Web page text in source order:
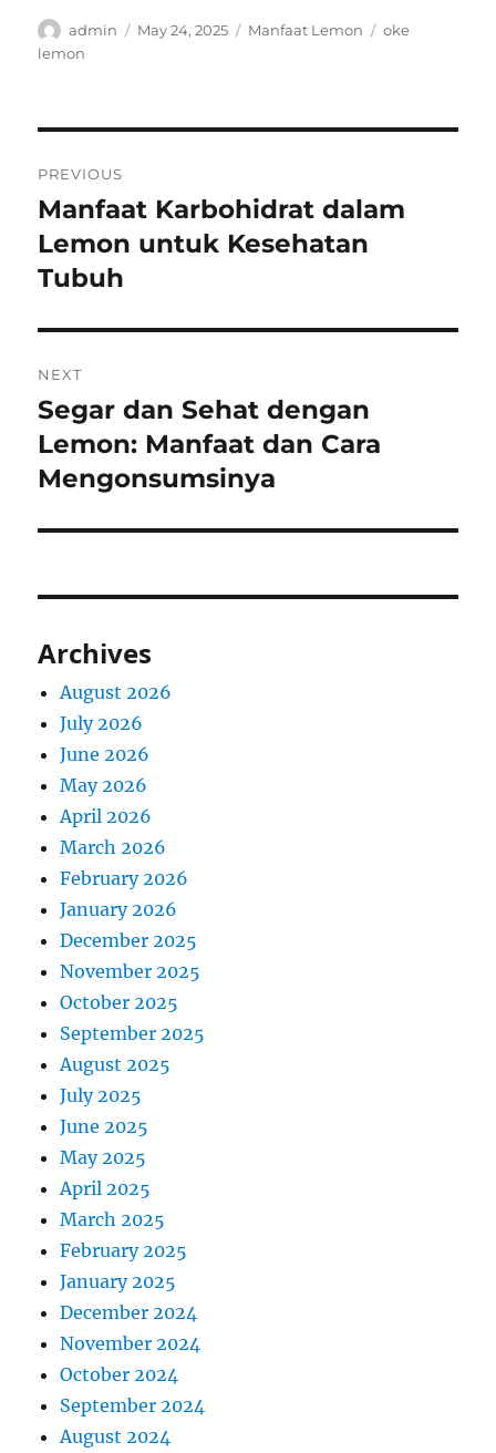
Author
admin
Posted
May 24, 2025 Categories
Manfaat Lemon Tags
oke
lemon
navigation
PREVIOUS
Previous
post:
Manfaat Karbohidrat dalam
Lemon untuk Kesehatan
Tubuh
NEXT
Next
post:
Segar dan Sehat dengan
Lemon: Manfaat dan Cara
Mengonsumsinya
Archives
August 2026
July 2026
June 2026
May 2026
April 2026
March 2026
February 2026
January 2026
December 2025
November 2025
October 2025
September 2025
August 2025
July 2025
June 2025
May 2025
April 2025
March 2025
February 2025
January 2025
December 2024
November 2024
October 2024
September 2024
August 2024